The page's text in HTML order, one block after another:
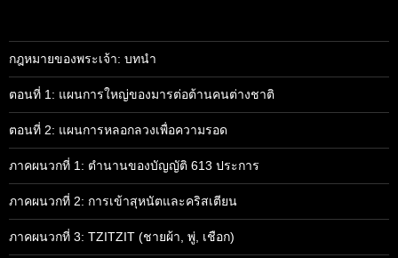
กฎหมายของพระเจ้า: บทนำ
ตอนที่ 1: แผนการใหญ่ของมารต่อต้านคนต่างชาติ
ตอนที่ 2: แผนการหลอกลวงเพื่อความรอด
ภาคผนวกที่ 1: ตำนานของบัญญัติ 613 ประการ
ภาคผนวกที่ 2: การเข้าสุหนัตและคริสเตียน
ภาคผนวกที่ 3: TZITZIT (ชายผ้า, พู่, เชือก)